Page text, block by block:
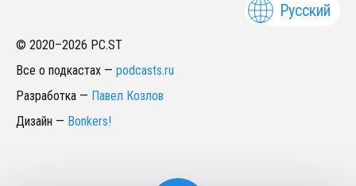
Русский
© 2020–2026 PC.ST
Все о подкастах — podcasts.ru
Разработка — Павел Козлов
Дизайн — Bonkers!